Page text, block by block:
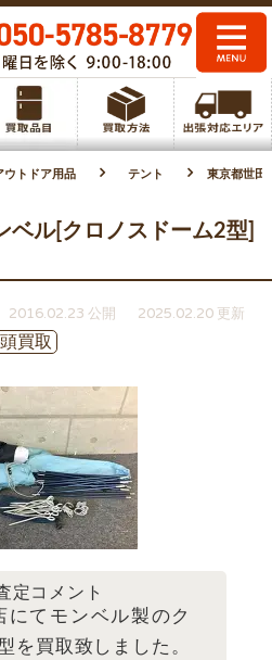
ウトドア用品 テント 東京都世田
ベル[クロノスドーム2型]
2016.02.23 公開
2025.02.20 更新
買取
定コメント
にてモンベル製のク
を買取致しました。